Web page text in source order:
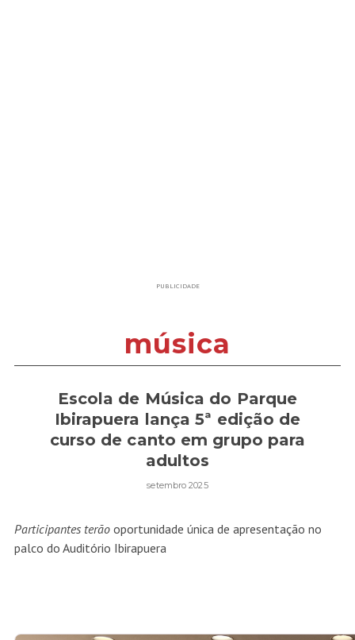
PUBLICIDADE
música
Escola de Música do Parque
Ibirapuera lança 5ª edição de
curso de canto em grupo para
adultos
setembro 2025
Participantes terão oportunidade única de apresentação no
palco do Auditório Ibirapuera